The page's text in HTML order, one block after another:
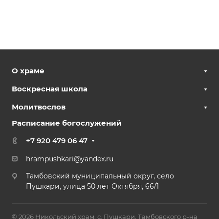
О храме
Воскресная школа
Молитвослов
Расписание богослужений
+7 920 479 06 47
hrampushkari@yandex.ru
Тамбовский муниципальный округ, село
Пушкари, улица 50 лет Октября, 66/1
© 2026 Никольский храм, с. Пушкари, Тамбовского р-на